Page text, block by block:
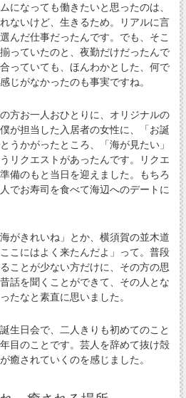
になっても働きたいと思ったのは、
ないけど、生きるため。リアルに言
んだ仕事だったんです。でも、そこ
っていたのと、夜勤だけだったんで
っていても、ほんわかとした、何で
じがなかったのも事実ですね。
方お一人おひとりに、オリジナルの
が担当した入居者の女性に、「お誕
うかがったところ、「海が見たい」
リクエストがあったんです。リクエ
備のもと当日を迎えました。もちろ
でお寿司を食べて海辺へのデートに
がきれいね」とか、横須賀の並木道
こにはよく来たんだよ」って。普段
ことが少ない方だけに、その方の思
話を聞くことができて、その人とな
たなと素直に思いました。
生日会で、二人きりも初めてのこと
目のことです。芸人を辞めて抜け殻
癒されていくのを感じました。